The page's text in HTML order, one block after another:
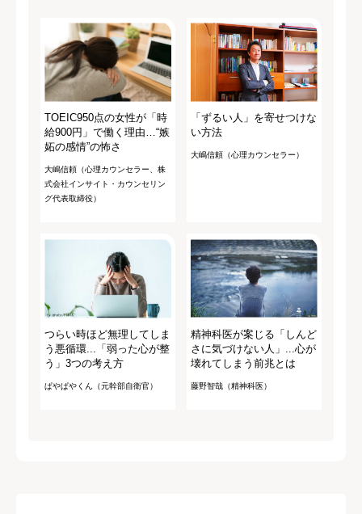
TOEIC950点の女性が「時
給900円」で働く理由…“嫉
妬の感情”の怖さ
大嶋信頼（心理カウンセラー、株
式会社インサイト・カウンセリン
グ代表取締役）
「ずるい人」を寄せつけな
い方法
大嶋信頼（心理カウンセラー）
つらい時ほど無理してしま
う悪循環...「弱った心が整
う」3つの考え方
ぱやぱやくん（元幹部自衛官）
精神科医が案じる「しんど
さに気づけない人」...心が
壊れてしまう前兆とは
藤野智哉（精神科医）